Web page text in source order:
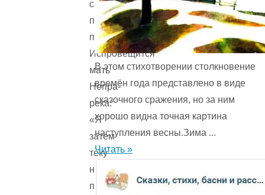
с
песком
помутилася?»
Испровещится
мать
Непра-
река:
«Я
затем
теку
не
по-
В этом стихотворении столкновение
времён года представ­лено в виде
сказочного сражения, но за ним
хорошо видна точная картина
наступления весны.Зима ...
Читать »